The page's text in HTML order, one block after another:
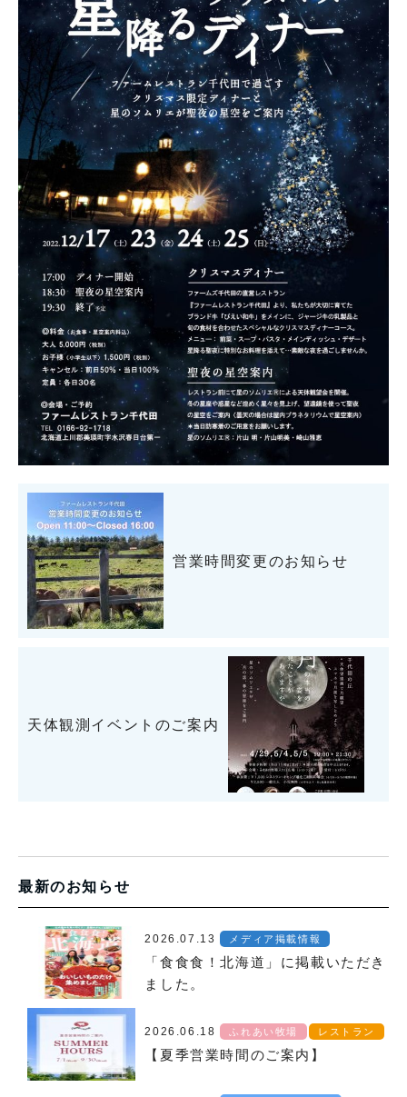
営業時間変更のお知らせ
天体観測イベントのご案内
最新のお知らせ
2026.07.13 メディア掲載情報
「食食食！北海道」に掲載いただき
ました。
2026.06.18 ふれあい牧場 レストラン
【夏季営業時間のご案内】